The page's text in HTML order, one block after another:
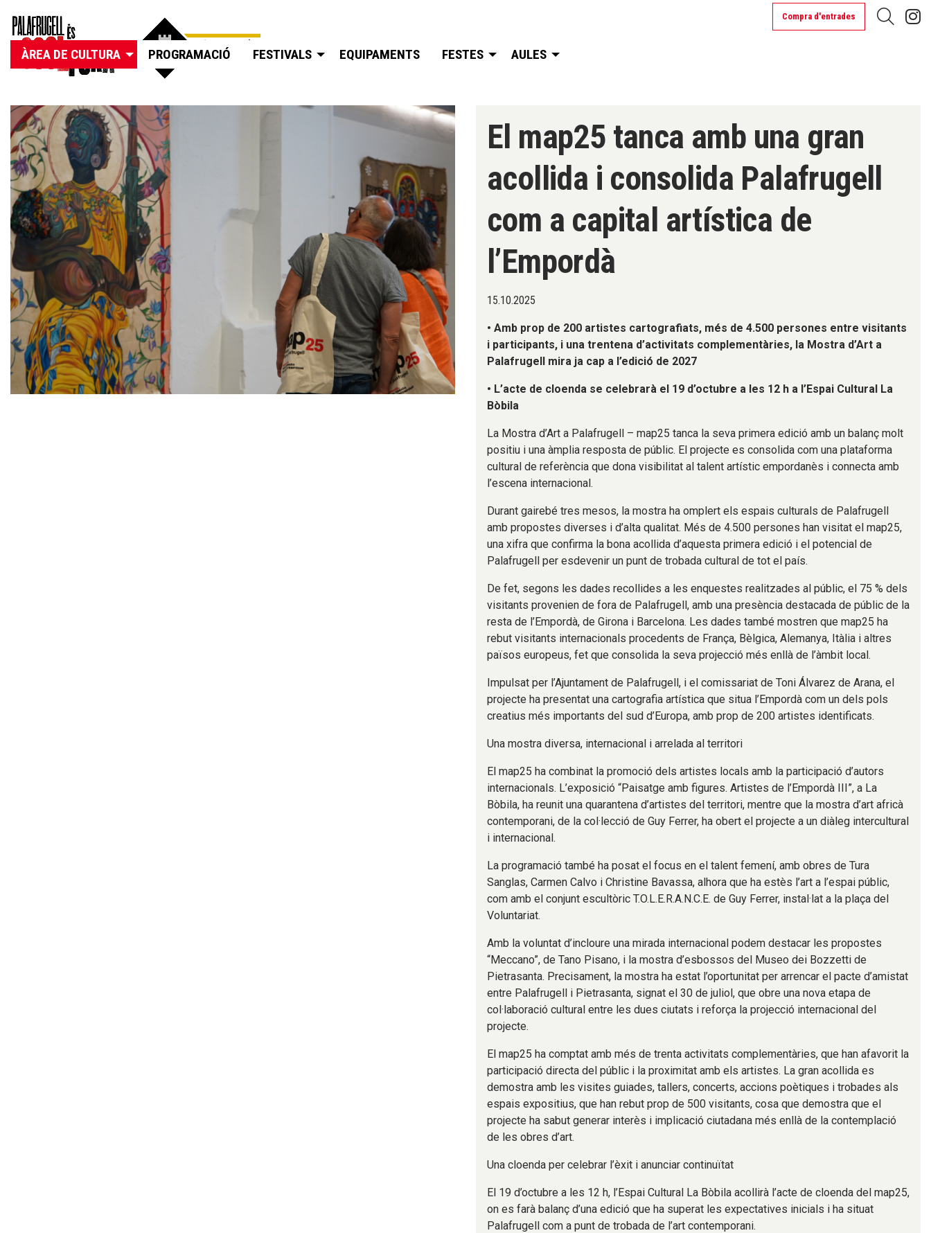
Compra d'entrades
ÀREA DE CULTURA PROGRAMACIÓ FESTIVALS EQUIPAMENTS FESTES AULES
El map25 tanca amb una gran
acollida i consolida Palafrugell
com a capital artística de
l’Empordà
15.10.2025
• Amb prop de 200 artistes cartografiats, més de 4.500 persones entre visitants
i participants, i una trentena d’activitats complementàries, la Mostra d’Art a
Palafrugell mira ja cap a l’edició de 2027
• L’acte de cloenda se celebrarà el 19 d’octubre a les 12 h a l’Espai Cultural La
Bòbila
La Mostra d’Art a Palafrugell – map25 tanca la seva primera edició amb un balanç molt
positiu i una àmplia resposta de públic. El projecte es consolida com una plataforma
cultural de referència que dona visibilitat al talent artístic empordanès i connecta amb
l’escena internacional.
Durant gairebé tres mesos, la mostra ha omplert els espais culturals de Palafrugell
amb propostes diverses i d’alta qualitat. Més de 4.500 persones han visitat el map25,
una xifra que confirma la bona acollida d’aquesta primera edició i el potencial de
Palafrugell per esdevenir un punt de trobada cultural de tot el país.
De fet, segons les dades recollides a les enquestes realitzades al públic, el 75 % dels
visitants provenien de fora de Palafrugell, amb una presència destacada de públic de la
resta de l’Empordà, de Girona i Barcelona. Les dades també mostren que map25 ha
rebut visitants internacionals procedents de França, Bèlgica, Alemanya, Itàlia i altres
països europeus, fet que consolida la seva projecció més enllà de l’àmbit local.
Impulsat per l’Ajuntament de Palafrugell, i el comissariat de Toni Álvarez de Arana, el
projecte ha presentat una cartografia artística que situa l’Empordà com un dels pols
creatius més importants del sud d’Europa, amb prop de 200 artistes identificats.
Una mostra diversa, internacional i arrelada al territori
El map25 ha combinat la promoció dels artistes locals amb la participació d’autors
internacionals. L’exposició “Paisatge amb figures. Artistes de l’Empordà III”, a La
Bòbila, ha reunit una quarantena d’artistes del territori, mentre que la mostra d’art africà
contemporani, de la col·lecció de Guy Ferrer, ha obert el projecte a un diàleg intercultural
i internacional.
La programació també ha posat el focus en el talent femení, amb obres de Tura
Sanglas, Carmen Calvo i Christine Bavassa, alhora que ha estès l’art a l’espai públic,
com amb el conjunt escultòric T.O.L.E.R.A.N.C.E. de Guy Ferrer, instal·lat a la plaça del
Voluntariat.
Amb la voluntat d’incloure una mirada internacional podem destacar les propostes
“Meccano”, de Tano Pisano, i la mostra d’esbossos del Museo dei Bozzetti de
Pietrasanta. Precisament, la mostra ha estat l’oportunitat per arrencar el pacte d’amistat
entre Palafrugell i Pietrasanta, signat el 30 de juliol, que obre una nova etapa de
col·laboració cultural entre les dues ciutats i reforça la projecció internacional del
projecte.
El map25 ha comptat amb més de trenta activitats complementàries, que han afavorit la
participació directa del públic i la proximitat amb els artistes. La gran acollida es
demostra amb les visites guiades, tallers, concerts, accions poètiques i trobades als
espais expositius, que han rebut prop de 500 visitants, cosa que demostra que el
projecte ha sabut generar interès i implicació ciutadana més enllà de la contemplació
de les obres d’art.
Una cloenda per celebrar l’èxit i anunciar continuïtat
El 19 d’octubre a les 12 h, l’Espai Cultural La Bòbila acollirà l’acte de cloenda del map25,
on es farà balanç d’una edició que ha superat les expectatives inicials i ha situat
Palafrugell com a punt de trobada de l’art contemporani.